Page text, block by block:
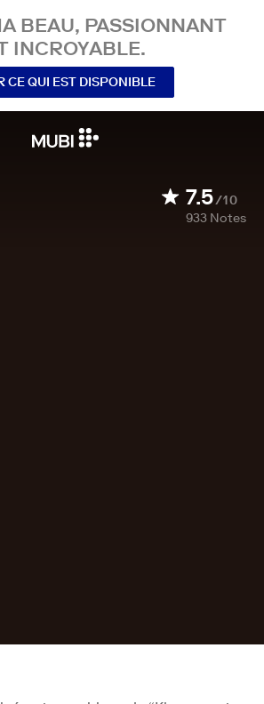
BEAU, PASSIONNANT
INCROYABLE.
CE QUI EST DISPONIBLE
7.5/10
933 Notes